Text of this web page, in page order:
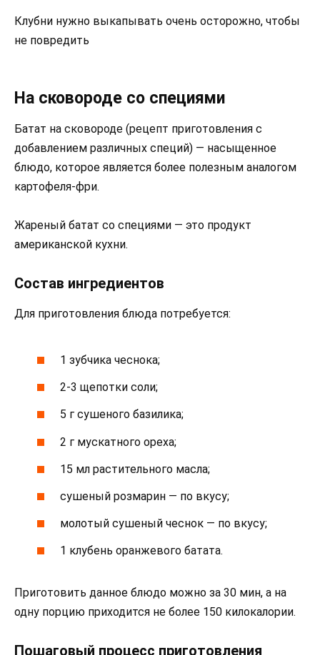
Клубни нужно выкапывать очень осторожно, чтобы
не повредить
На сковороде со специями
Батат на сковороде (рецепт приготовления с
добавлением различных специй) — насыщенное
блюдо, которое является более полезным аналогом
картофеля-фри.
Жареный батат со специями — это продукт
американской кухни.
Состав ингредиентов
Для приготовления блюда потребуется:
1 зубчика чеснока;
2-3 щепотки соли;
5 г сушеного базилика;
2 г мускатного ореха;
15 мл растительного масла;
сушеный розмарин — по вкусу;
молотый сушеный чеснок — по вкусу;
1 клубень оранжевого батата.
Приготовить данное блюдо можно за 30 мин, а на
одну порцию приходится не более 150 килокалории.
Пошаговый процесс приготовления